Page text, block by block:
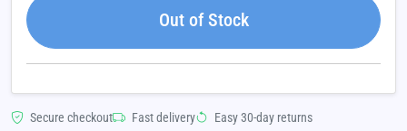
Out of Stock
Secure checkout Fast delivery Easy 30-day returns